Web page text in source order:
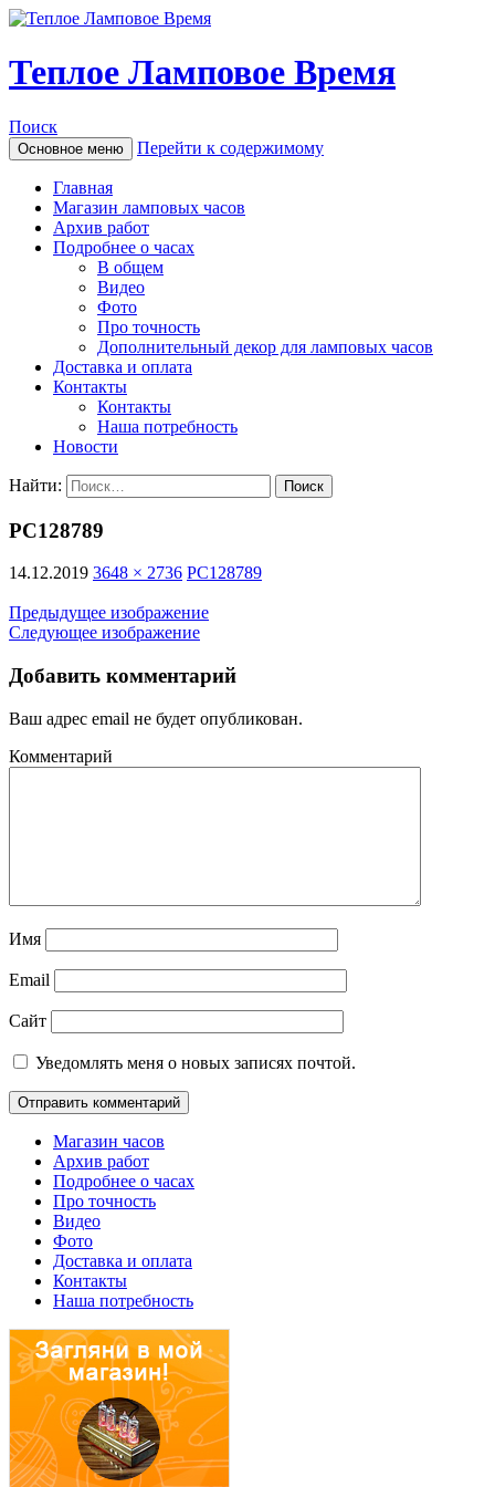
Теплое Ламповое Время
Поиск
Основное меню Перейти к содержимому
Главная
Магазин ламповых часов
Архив работ
Подробнее о часах
В общем
Видео
Фото
Про точность
Дополнительный декор для ламповых часов
Доставка и оплата
Контакты
Контакты
Наша потребность
Новости
Найти:
PC128789
14.12.2019 3648 × 2736 PC128789
Предыдущее изображение
Следующее изображение
Добавить комментарий
Ваш адрес email не будет опубликован.
Комментарий
Имя
Email
Сайт
Уведомлять меня о новых записях почтой.
Магазин часов
Архив работ
Подробнее о часах
Про точность
Видео
Фото
Доставка и оплата
Контакты
Наша потребность